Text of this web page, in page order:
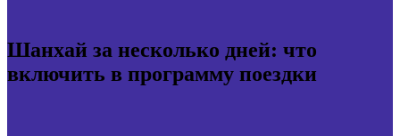
Шанхай за несколько дней: что
включить в программу поездки